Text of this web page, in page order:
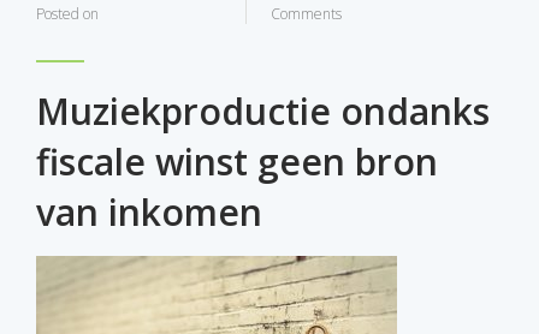
Posted on Comments
Muziekproductie ondanks
fiscale winst geen bron
van inkomen